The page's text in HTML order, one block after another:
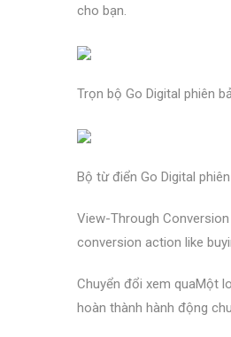
cho bạn.
Trọn bộ Go Digital phiên
Bộ từ điển Go Digital
View-Through
conversion action like
Chuyển đổi xem quaMột
hoàn thành hành động